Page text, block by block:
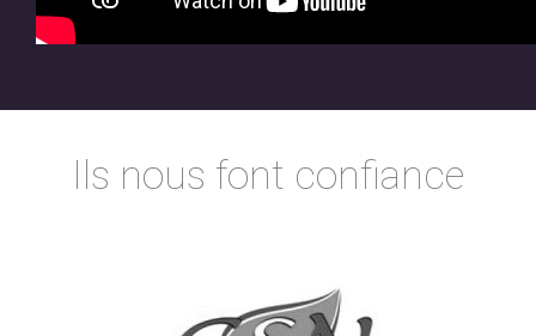
Ils nous font confiance